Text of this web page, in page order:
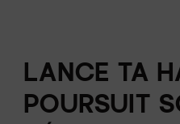
LANCE TA
POURSUIT